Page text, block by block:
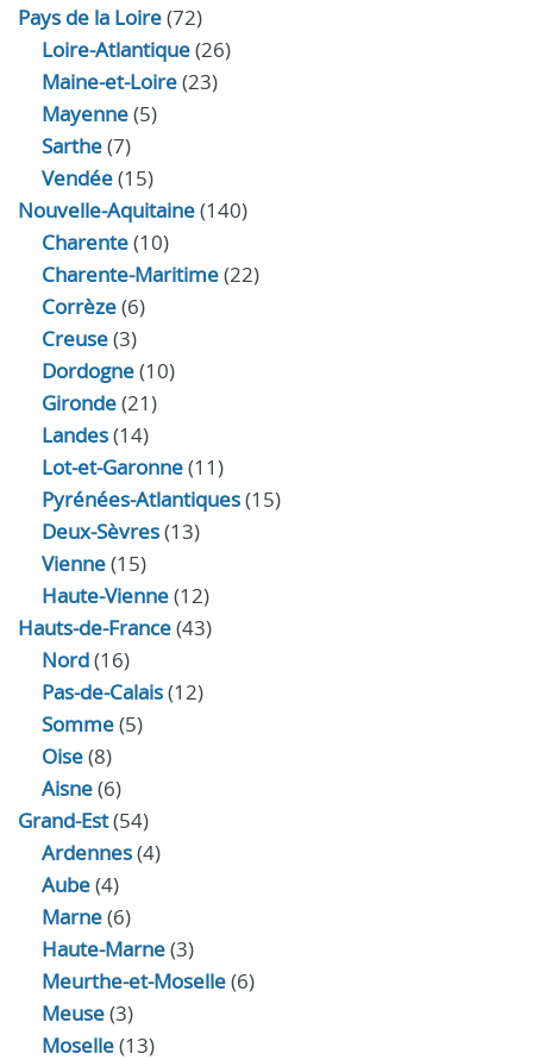
Pays de la Loire(72)
Loire-Atlantique(26)
Maine-et-Loire(23)
Mayenne(5)
Sarthe(7)
Vendée(15)
Nouvelle-Aquitaine(140)
Charente(10)
Charente-Maritime(22)
Corrèze(6)
Creuse(3)
Dordogne(10)
Gironde(21)
Landes(14)
Lot-et-Garonne(11)
Pyrénées-Atlantiques(15)
Deux-Sèvres(13)
Vienne(15)
Haute-Vienne(12)
Hauts-de-France(43)
Nord(16)
Pas-de-Calais(12)
Somme(5)
Oise(8)
Aisne(6)
Grand-Est(54)
Ardennes(4)
Aube(4)
Marne(6)
Haute-Marne(3)
Meurthe-et-Moselle(6)
Meuse(3)
Moselle(13)